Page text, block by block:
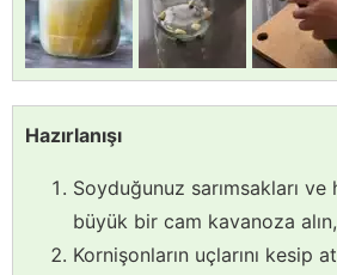
Hazırlanışı
Soyduğunuz sarımsakları
büyük bir cam kavanoza alın,
Kornişonların uçlarını kesip